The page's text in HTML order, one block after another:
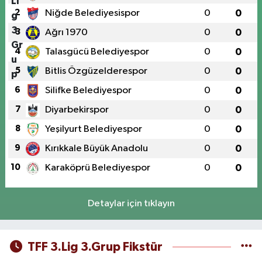
2 Niğde Belediyesispor 0 0
3 Ağrı 1970 0 0
4 Talasgücü Belediyespor 0 0
5 Bitlis Özgüzelderespor 0 0
6 Silifke Belediyespor 0 0
7 Diyarbekirspor 0 0
8 Yeşilyurt Belediyespor 0 0
9 Kırıkkale Büyük Anadolu 0 0
10 Karaköprü Belediyespor 0 0
Detaylar için tıklayın
TFF 3.Lig 3.Grup Fikstür